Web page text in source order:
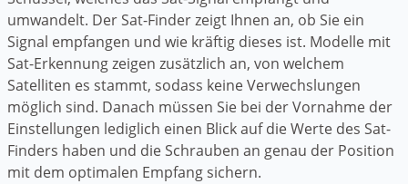
umwandelt. Der Sat-Finder zeigt Ihnen an, ob Sie ein
Signal empfangen und wie kräftig dieses ist. Modelle mit
Sat-Erkennung zeigen zusätzlich an, von welchem
Satelliten es stammt, sodass keine Verwechslungen
möglich sind. Danach müssen Sie bei der Vornahme der
Einstellungen lediglich einen Blick auf die Werte des Sat-
Finders haben und die Schrauben an genau der Position
mit dem optimalen Empfang sichern.